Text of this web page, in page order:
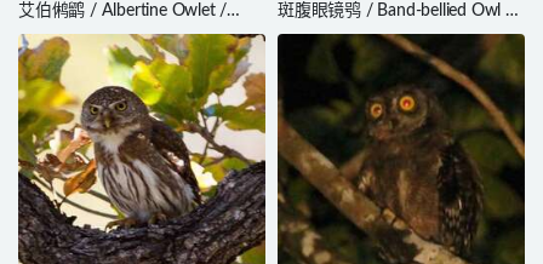
艾伯鸺鹠 / Albertine Owlet /
Glaucidium albertinum
斑腹眼镜鸮 / Band-bellied Owl /
Pulsatrix melanota